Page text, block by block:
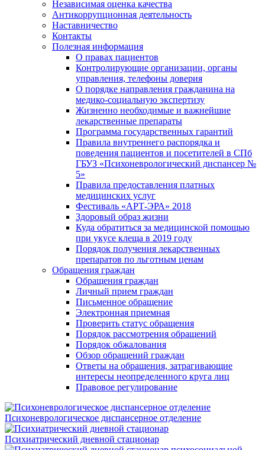
Независимая оценка качества
Антикоррупционная деятельность
Наставничество
Контакты
Полезная информация
О правах пациентов
Контролирующие организации, органы
управления, телефоны доверия
О порядке направления гражданина на
медико-социальную экспертизу
Жизненно необходимые и важнейшие
лекарственные препараты
Программа государственных гарантий
Правила внутреннего распорядка и
поведения пациентов и посетителей в СПб
ГБУЗ «Психоневрологический диспансер №
5»
Правила предоставления платных
медицинских услуг
Фестиваль «АРТ-ЭРА» 2018
Здоровый образ жизни
Куда обратиться за медицинской помощью
при укусе клеща в 2019 году
Порядок получения лекарственных
препаратов по льготным ценам
Обращения граждан
Обращения граждан
Личный прием граждан
Письменное обращение
Электронная приемная
Проверить статус обращения
Порядок рассмотрения обращений
Порядок обжалования
Обзор обращений граждан
Ответы на обращения, затрагивающие
интересы неопределенного круга лиц
Правовое регулирование
Психоневрологическое диспансерное отделение
Психиатрический дневной стационар